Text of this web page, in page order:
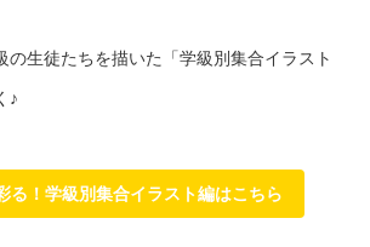
の生徒たちを描いた「学級別集合イラスト
♪
る！学級別集合イラスト編はこちら